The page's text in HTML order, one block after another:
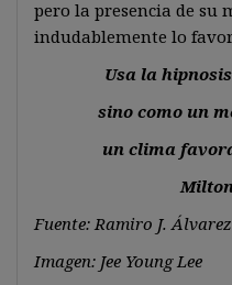
pero la presencia de su
indudablemente lo
Usa la
sino como un
un clima
Fuente: Ramiro J. Álvarez
Imagen: Jee Young Lee